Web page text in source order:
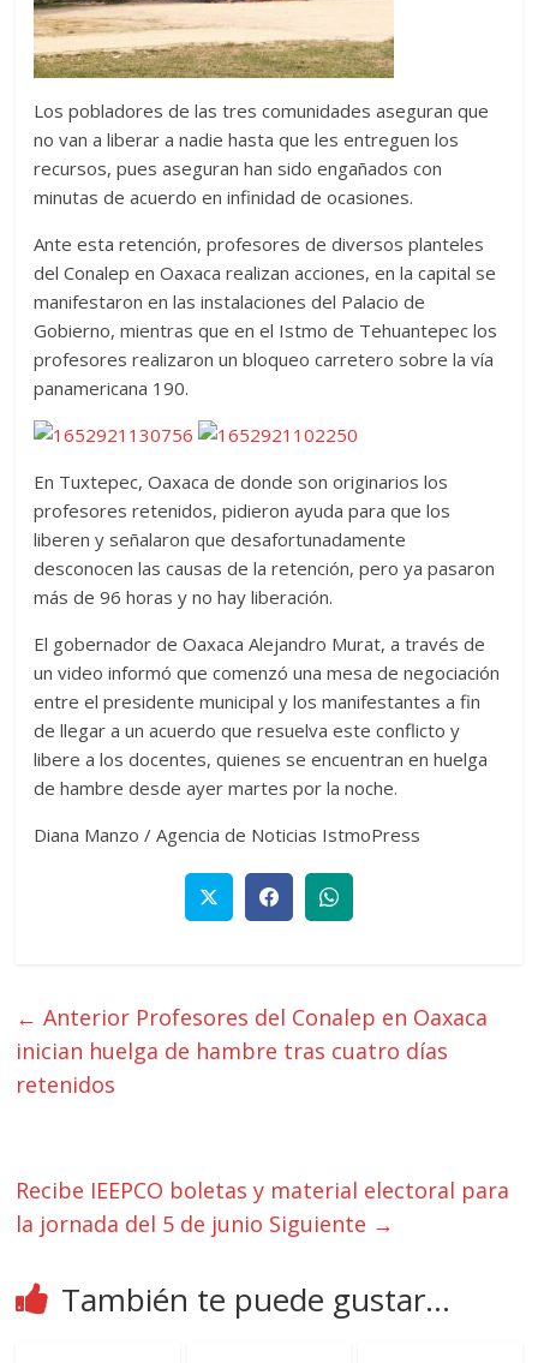
Los pobladores de las tres comunidades aseguran que
no van a liberar a nadie hasta que les entreguen los
recursos, pues aseguran han sido engañados con
minutas de acuerdo en infinidad de ocasiones.
Ante esta retención, profesores de diversos planteles
del Conalep en Oaxaca realizan acciones, en la capital se
manifestaron en las instalaciones del Palacio de
Gobierno, mientras que en el Istmo de Tehuantepec los
profesores realizaron un bloqueo carretero sobre la vía
panamericana 190.
En Tuxtepec, Oaxaca de donde son originarios los
profesores retenidos, pidieron ayuda para que los
liberen y señalaron que desafortunadamente
desconocen las causas de la retención, pero ya pasaron
más de 96 horas y no hay liberación.
El gobernador de Oaxaca Alejandro Murat, a través de
un video informó que comenzó una mesa de negociación
entre el presidente municipal y los manifestantes a fin
de llegar a un acuerdo que resuelva este conflicto y
libere a los docentes, quienes se encuentran en huelga
de hambre desde ayer martes por la noche.
Diana Manzo / Agencia de Noticias IstmoPress
← Anterior Profesores del Conalep en Oaxaca
inician huelga de hambre tras cuatro días
retenidos
Recibe IEEPCO boletas y material electoral para
la jornada del 5 de junio Siguiente →
También te puede gustar...